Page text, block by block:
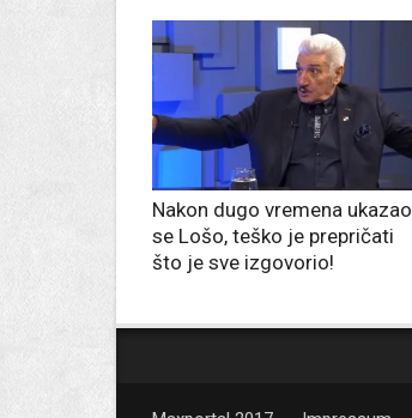
Nakon dugo vremena ukazao
se Lošo, teško je prepričati
što je sve izgovorio!